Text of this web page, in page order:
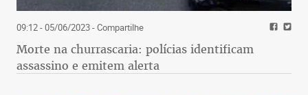
09:12 - 05/06/2023- Compartilhe
Morte na churrascaria: polícias identificam
assassino e emitem alerta